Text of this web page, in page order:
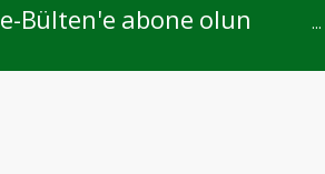
e-Bülten'e abone olun ...